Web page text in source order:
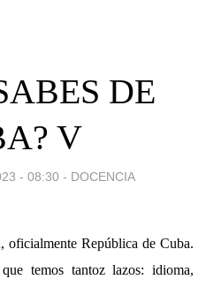
DE
V
- 08:30 - DOCENCIA
, oficialmente República de Cuba.
temos tantoz lazos: idioma,